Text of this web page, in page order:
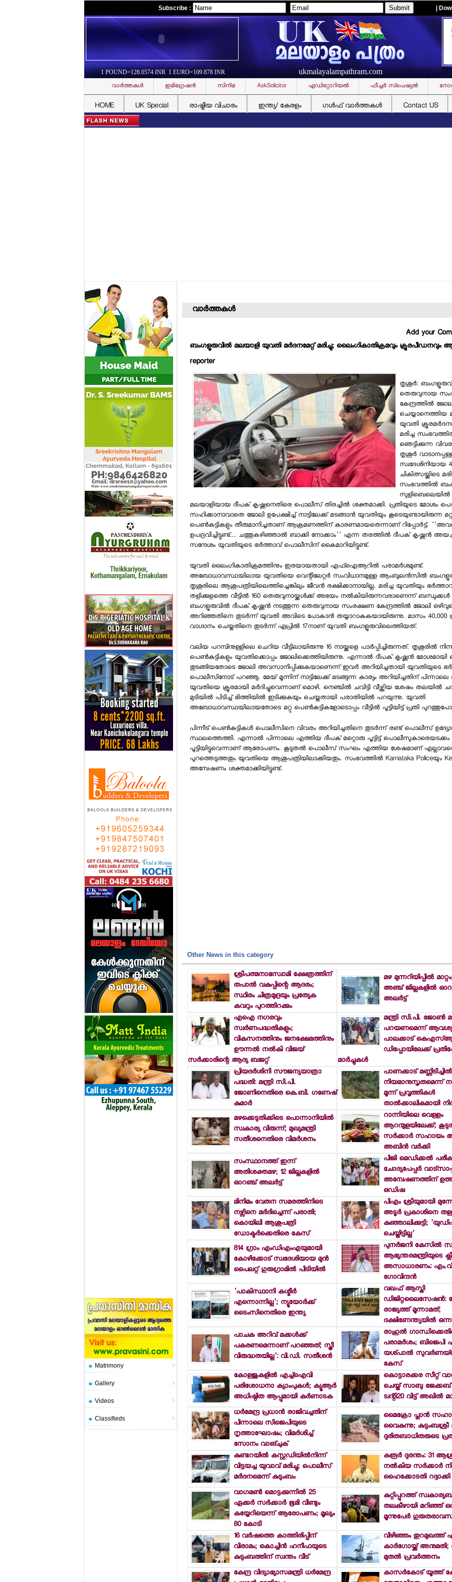
Subscribe : |
1 POUND=128.0574 INR 1 EURO=109.878 INR ukmalayalampathram.com
വാര്‍ത്തകള്‍ ഇമിഗ്രേഷന്‍ സിനിമ AskSolicitor എഡിറ്റോറിയല്‍ ഫീച്ചര്‍ സ്‌പെഷ്യല്‍
HOME UK Special രാഷ്ട്രീയ വിചാരം ഇന്ത്യ/ കേരളം ഗള്‍ഫ് വാര്‍ത്തകള്‍ Contact US
Matrimony
Gallery
Videos
Classifieds
വാര്‍ത്തകള്‍
Add your
ബംഗളൂരുവില്‍ മലയാളി യുവതി മര്‍ദനമേറ്റ് മരിച്ചു; ലൈംഗികാതിക്രമവും
reporter
തൃശൂര്‍:
തെരുവുനായ
കേന്ദ്രത്തില്‍
ചെയ്യാനെത്തിയ
യുവതി
മരിച്ച
ഞെട്ടിക്കുന്ന
തൃശൂര്‍
സ്വദേശിനിയായ
ചികിത്സയ്ക്കിടെ
സംഭവത്തില്‍
സുളിബെലെയില്‍
മലയാളിയായ ദീപക് കൃഷ്ണനെതിരെ പൊലീസ് തിരച്ചില്‍ ശക്തമാക്കി. പ്രതിയുടെ മോശം
സഹിക്കാനാവാതെ ജോലി ഉപേക്ഷിച്ച് നാട്ടിലേക്ക് മടങ്ങാന്‍ യുവതിയും കൂടെയുണ്ടായിരുന്ന
പെണ്‍കുട്ടികളും തീരുമാനിച്ചതാണ് ആക്രമണത്തിന് കാരണമായതെന്നാണ് റിപ്പോര്‍ട്ട്.
ഉപദ്രവിച്ചിട്ടുണ്ട്... ചത്തുകഴിഞ്ഞാല്‍ ബാക്കി നോക്കാം'' എന്ന തരത്തില്‍ ദീപക് കൃഷ്ണന്‍
സന്ദേശം യുവതിയുടെ ഭര്‍ത്താവ് പൊലീസിന് കൈമാറിയിട്ടുണ്ട്.
യുവതി ലൈംഗികാതിക്രമത്തിനും ഇരയായതായി എഫ്ഐആറില്‍ പരാമര്‍ശമുണ്ട്.
അബോധാവസ്ഥയിലായ യുവതിയെ വെന്റിലേറ്റര്‍ സംവിധാനമുള്ള ആംബുലന്‍സില്‍
തൃശൂരിലെ ആശുപത്രിയിലെത്തിച്ചെങ്കിലും ജീവന്‍ രക്ഷിക്കാനായില്ല. മരിച്ച യുവതിയും
തളിക്കുളത്തെ വീട്ടില്‍ 160 തെരുവുനായ്ക്കള്‍ക്ക് അഭയം നല്‍കിയിരുന്നവരാണെന്ന്
ബംഗളൂരുവില്‍ ദീപക് കൃഷ്ണന്‍ നടത്തുന്ന തെരുവുനായ സംരക്ഷണ കേന്ദ്രത്തില്‍ ജോലി
അറിഞ്ഞതിനെ തുടര്‍ന്ന് യുവതി അവിടെ പോകാന്‍ തയ്യാറാകുകയായിരുന്നു. മാസം 40,000
വാഗ്ദാനം ചെയ്തതിനെ തുടര്‍ന്ന് ഏപ്രില്‍ 17നാണ് യുവതി ബംഗളൂരുവിലെത്തിയത്.
വലിയ പറമ്പിനുള്ളിലെ ചെറിയ വീട്ടിലായിരുന്നു 16 നായ്ക്കളെ പാര്‍പ്പിച്ചിരുന്നത്. തൃശൂരില്‍
പെണ്‍കുട്ടികളും യുവതിക്കൊപ്പം ജോലിക്കെത്തിയിരുന്നു. എന്നാല്‍ ദീപക് കൃഷ്ണന്‍ മോശമായി
തുടങ്ങിയതോടെ ജോലി അവസാനിപ്പിക്കുകയാണെന്ന് ഇവര്‍ അറിയിച്ചതായി യുവതിയുടെ
പൊലീസിനോട് പറഞ്ഞു. മേയ് മൂന്നിന് നാട്ടിലേക്ക് മടങ്ങുന്ന കാര്യം അറിയിച്ചതിന് പിന്നാലെ
യുവതിയെ ക്രൂരമായി മര്‍ദിച്ചുവെന്നാണ് മൊഴി. നെഞ്ചില്‍ ചവിട്ടി വീഴ്ത്തിയ ശേഷം തലയില്‍
മുടിയില്‍ പിടിച്ച് ഭിത്തിയില്‍ ഇടിക്കുകയും ചെയ്തതായി പരാതിയില്‍ പറയുന്നു. യുവതി
അബോധാവസ്ഥയിലായതോടെ മറ്റു പെണ്‍കുട്ടികളോടൊപ്പം വീട്ടില്‍ പൂട്ടിയിട്ട് പ്രതി
പിന്നീട് പെണ്‍കുട്ടികള്‍ പൊലീസിനെ വിവരം അറിയിച്ചതിനെ തുടര്‍ന്ന് രണ്ട് പൊലീസ്
സ്ഥലത്തെത്തി. എന്നാല്‍ പിന്നാലെ എത്തിയ ദീപക് മറ്റൊരു പൂട്ടിട്ട് പൊലീസുകാരെയടക്കം
പൂട്ടിയിട്ടുവെന്നാണ് ആരോപണം. കൂടുതല്‍ പൊലീസ് സംഘം എത്തിയ ശേഷമാണ്
പുറത്തെടുത്തതും യുവതിയെ ആശുപത്രിയിലാക്കിയതും. സംഭവത്തില്‍ Karnataka Policeയും
അന്വേഷണം ശക്തമാക്കിയിട്ടുണ്ട്.
Other News in this category
ശ്രീപത്മനാഭസ്വാമി ക്ഷേത്രത്തിന്
തപാല്‍ വകുപ്പിന്റെ ആദരം;
സ്ഥിരം ചിത്രമുദ്രയും പ്രത്യേക
കവറും പുറത്തിറക്കും
മഴ മുന്നറിയിപ്പില്‍
അഞ്ച് ജില്ലകളില്‍
അലര്‍ട്ട്
എഐ നഗരവും
സ്വര്‍ണപദ്ധതികളും;
വികസനത്തിനും ജനക്ഷേമത്തിനും
ഊന്നല്‍ നല്‍കി വിജയ്
സര്‍ക്കാരിന്റെ ആദ്യ ബജറ്റ്
മന്ത്രി സി.പി. ജോണ്‍
പറയണമെന്ന്
പാലക്കാട്
ഡിപ്പോയിലേക്ക്
മാര്‍ച്ചുകള്‍
പ്രിയദര്‍ശിനി സൗജന്യയാത്രാ
പദ്ധതി: മന്ത്രി സി.പി.
ജോണിനെതിരെ കെ.ബി. ഗണേഷ്
കുമാര്‍
പാണക്കാട്
നിയമാനുസൃതമെന്ന്
മൂന്ന് പ്രവൃത്തികള്‍
താല്‍ക്കാലികമായി
മഴക്കെടുതിക്കിടെ പൊന്നാനിയില്‍
സ്വകാര്യ വിരുന്ന്; മുഖ്യമന്ത്രി
സതീശനെതിരെ വിമര്‍ശനം
റാന്നിയിലെ വെള്ളം
ആറന്മുളയിലേക്ക്;
സര്‍ക്കാര്‍ സഹായം
അബിന്‍ വര്‍ക്കി
സംസ്ഥാനത്ത് ഇന്ന്
അതിശക്തമഴ; 12 ജില്ലകളില്‍
ഓറഞ്ച് അലര്‍ട്ട്
പിജി മെഡിക്കല്‍
ചോദ്യപേപ്പര്‍
അന്വേഷണത്തിന്
ഒഡിഷ
മിനിമം വേതന സമരത്തിനിടെ
നഴ്സിനെ മര്‍ദിച്ചെന്ന് പരാതി;
കൊയിലി ആശുപത്രി
ഡോക്ടര്‍ക്കെതിരെ കേസ്
പിഎം ശ്രീയുമായി
അടൂര്‍ പ്രകാശിനെ
കുഞ്ഞാലിക്കുട്ടി;
ചെയ്തിട്ടില്ല'
814 ഗ്രാം എംഡിഎംഎയുമായി
കോഴിക്കോട് സ്വദേശിയായ മുന്‍
പൈലറ്റ് ഗുരുഗ്രാമില്‍ പിടിയില്‍
പുനര്‍ജനി കേസില്‍
ആഭ്യന്തരമന്ത്രിയുടെ
അസാധാരണം:
ഗോവിന്ദന്‍
'പാകിസ്ഥാനി കശ്മീര്‍
എന്നൊന്നില്ല'; ന്യൂയോര്‍ക്ക്
ടൈംസിനെതിരെ ഇന്ത്യ
വഖഫ് ആസ്തി
ഡിജിറ്റലൈസേഷന്‍:
രാജ്യത്ത് മൂന്നാമത്;
ദക്ഷിണേന്ത്യയില്‍
പാചക അറിവ് മക്കള്‍ക്ക്
പകരണമെന്നാണ് പറഞ്ഞത്; സ്ത്രീ
വിരുദ്ധതയില്ല': വി.ഡി. സതീശന്‍
രാഹുല്‍
പരാമര്‍ശം;
യശ്പാല്‍
കേസ്
കോളജുകളില്‍ എച്ച്ഐവി
പരിശോധനാ ക്യാംപുകള്‍; ക്യൂആര്‍
അധിഷ്ഠിത ആപ്പുമായി കര്‍ണാടക
കൊട്ടാരക്കര സീറ്റ്
ചെയ്ത് സാബു ജേക്കബ്
ട്വന്റി20 വിട്ട് അഖില്‍
ധര്‍മേന്ദ്ര പ്രധാന്‍ രാജിവച്ചതിന്
പിന്നാലെ സിജെപിയുടെ
നൃത്താഘോഷം; വിമര്‍ശിച്ച്
സോനം വാങ്ചുക്
മൈക്രോ പ്ലാന്‍
വൈകുന്നു;
ദുരിതബാധിതരുടെ
കുണ്ടറയില്‍ കസ്റ്റഡിയില്‍നിന്ന്
വിട്ടയച്ച യുവാവ് മരിച്ചു; പൊലീസ്
മര്‍ദനമെന്ന് കുടുംബം
കരൂര്‍ ദുരന്തം: 31
നല്‍കിയ സര്‍ക്കാര്‍
ഹൈക്കോടതി റദ്ദാക്കി
വാഗമണ്‍ മൊട്ടക്കുന്നില്‍ 25
ഏക്കര്‍ സര്‍ക്കാര്‍ ഭൂമി വീണ്ടും
കയ്യേറിയെന്ന് ആരോപണം; മൂല്യം
80 കോടി
കുറ്റിപ്പുറത്ത്
തലകീഴായി മറിഞ്ഞ്
മൂന്നുപേര്‍
16 വര്‍ഷത്തെ കാത്തിരിപ്പിന്
വിരാമം; കൊച്ചിന്‍ ഹനീഫയുടെ
കുടുംബത്തിന് സ്വന്തം വീട്
വിഴിഞ്ഞം തുറമുഖത്ത്
കാര്‍ഗോയ്ക്ക് അനുമതി;
മുതല്‍ പ്രവര്‍ത്തനം
കേന്ദ്ര വിദ്യാഭ്യാസമന്ത്രി ധര്‍മേന്ദ്ര
കാസര്‍കോട് യൂത്ത്